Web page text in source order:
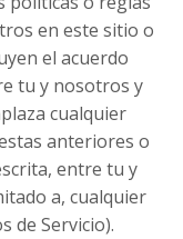
en este sitio o
el acuerdo
tu y nosotros y
cualquier
anteriores o
entre tu y
a, cualquier
de Servicio).